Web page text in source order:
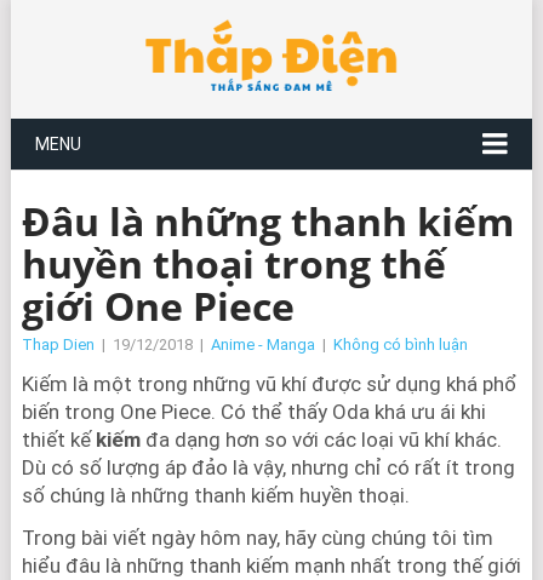
MENU
Đâu là những thanh kiếm
huyền thoại trong thế
giới One Piece
Thap Dien | 19/12/2018 | Anime - Manga | Không có bình luận
Kiếm là một trong những vũ khí được sử dụng khá phổ
biến trong One Piece. Có thể thấy Oda khá ưu ái khi
thiết kế kiếmđa dạng hơn so với các loại vũ khí khác.
Dù có số lượng áp đảo là vậy, nhưng chỉ có rất ít trong
số chúng là những thanh kiếm huyền thoại.
Trong bài viết ngày hôm nay, hãy cùng chúng tôi tìm
hiểu đâu là những thanh kiếm mạnh nhất trong thế giới